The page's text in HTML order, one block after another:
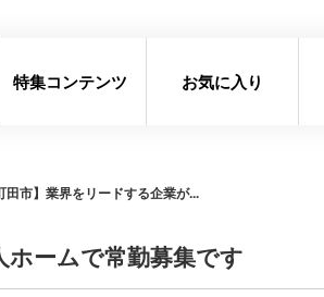
特集コンテンツ お気に入り
田市】業界をリードする企業が...
ホームで常勤募集です